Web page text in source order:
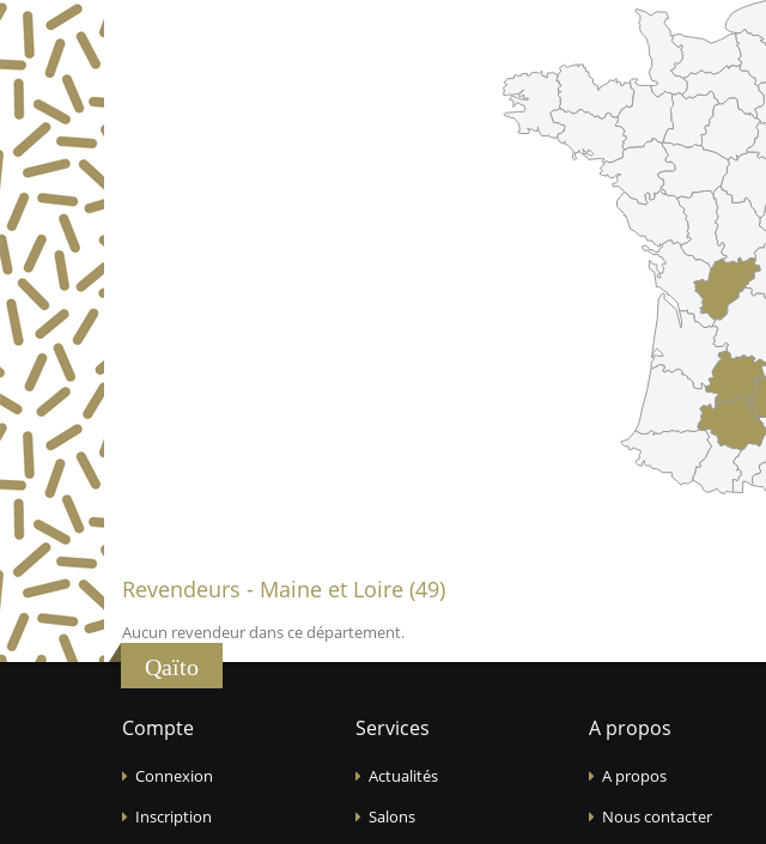
Revendeurs - Maine et Loire (49)
Aucun revendeur dans ce département.
Qaïto
Compte
Connexion
Inscription
Services
Actualités
Salons
A propos
A propos
Nous contacter